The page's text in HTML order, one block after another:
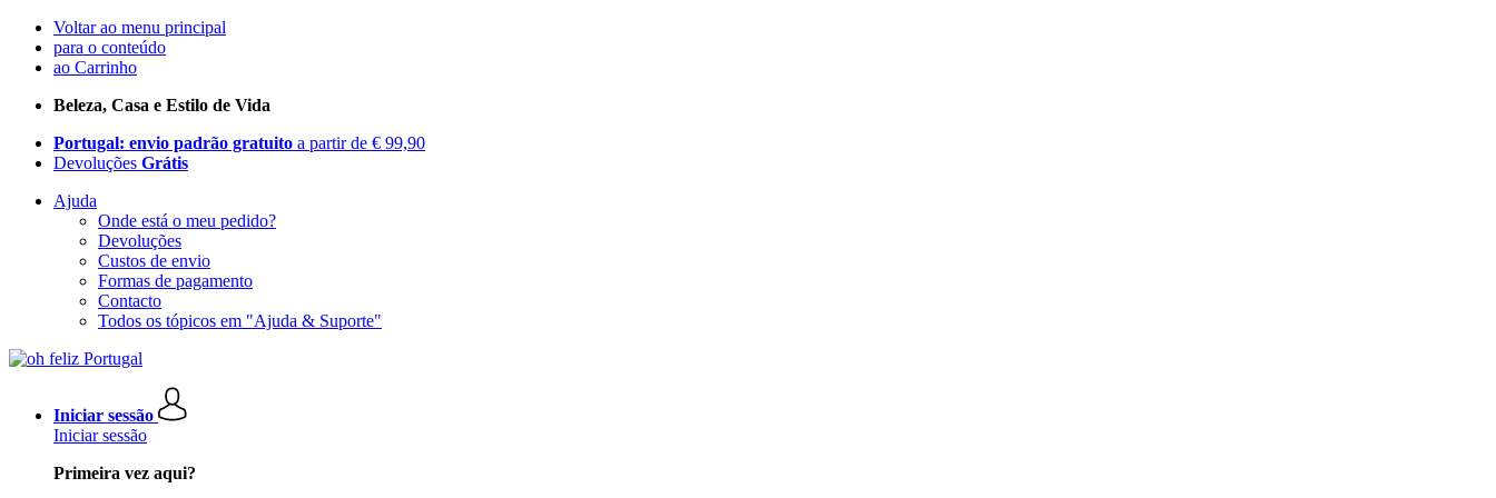
Voltar ao menu principal
para o conteúdo
ao Carrinho
Beleza, Casa e Estilo de Vida
Portugal: envio padrão gratuito a partir de € 99,90
Devoluções Grátis
Ajuda
Onde está o meu pedido?
Devoluções
Custos de envio
Formas de pagamento
Contacto
Todos os tópicos em "Ajuda & Suporte"
Iniciar sessão
Iniciar sessão
Primeira vez aqui?